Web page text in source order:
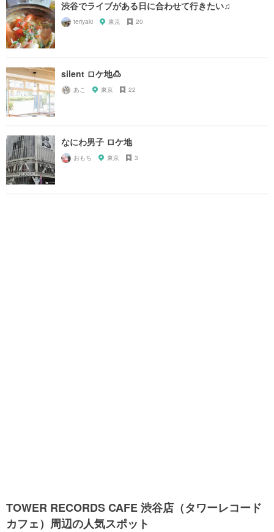
渋谷でライブがある日に合わせて行きたい♫
teriyaki 東京 20
silent ロケ地🍮
あこ 東京 22
なにわ男子 ロケ地
おもち 東京 3
TOWER RECORDS CAFE 渋谷店（タワーレコード
カフェ）周辺の人気スポット